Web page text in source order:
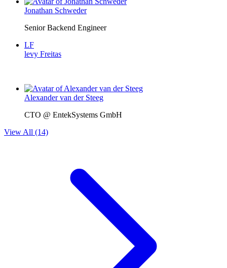
Jonathan Schweder
Senior Backend Engineer
LF
levy Freitas
Alexander van der Steeg
CTO @ EntekSystems GmbH
View All (14)